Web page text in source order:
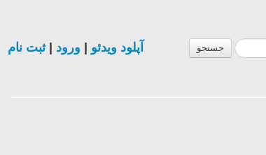
جستجو آپلود ویدئو ورود |ثبت نام